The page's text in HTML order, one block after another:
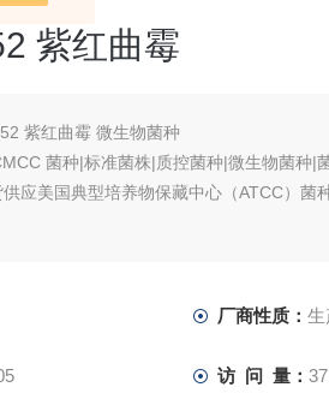
紫红曲霉
紫红曲霉 微生物菌种
菌种|标准菌株|质控菌种|微生物菌种|
供应美国典型培养物保藏中心（ATCC）菌
厂商性质： 生
访 问 量：